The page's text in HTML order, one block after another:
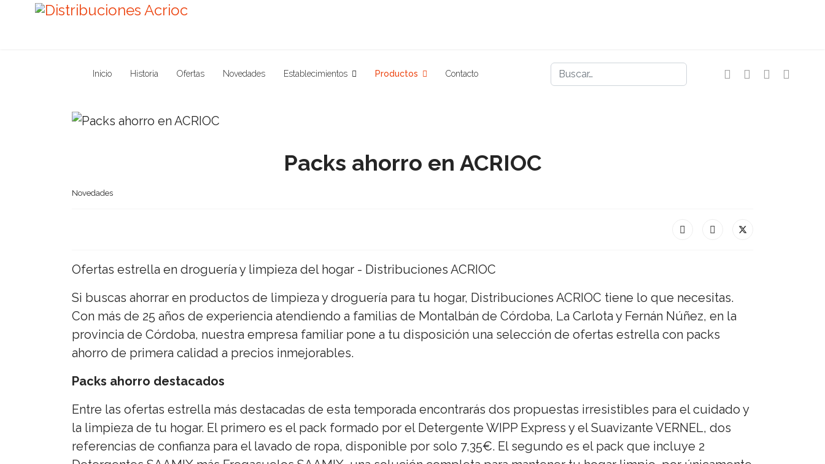
Inicio Historia Ofertas Novedades Establecimientos Productos Contacto Buscar
Packs ahorro en ACRIOC
Novedades
Ofertas estrella en droguería y limpieza del hogar - Distribuciones ACRIOC
Si buscas ahorrar en productos de limpieza y droguería para tu hogar, Distribuciones ACRIOC tiene lo que necesitas.
Con más de 25 años de experiencia atendiendo a familias de Montalbán de Córdoba, La Carlota y Fernán Núñez, en la
provincia de Córdoba, nuestra empresa familiar pone a tu disposición una selección de ofertas estrella con packs
ahorro de primera calidad a precios inmejorables.
Packs ahorro destacados
Entre las ofertas estrella más destacadas de esta temporada encontrarás dos propuestas irresistibles para el cuidado y
la limpieza de tu hogar. El primero es el pack formado por el Detergente WIPP Express y el Suavizante VERNEL, dos
referencias de confianza para el lavado de ropa, disponible por solo 7,35€. El segundo es el pack que incluye 2